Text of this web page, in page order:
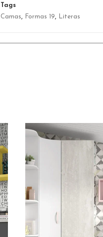
Tags
Camas, Formas 19, Literas